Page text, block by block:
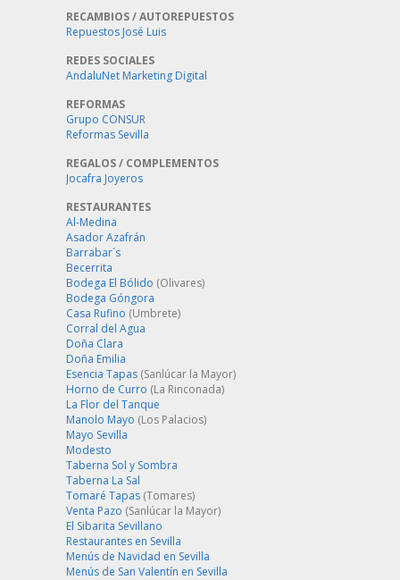
RECAMBIOS / AUTOREPUESTOS
Repuestos José Luis
REDES SOCIALES
AndaluNet Marketing Digital
REFORMAS
Grupo CONSUR
Reformas Sevilla
REGALOS / COMPLEMENTOS
Jocafra Joyeros
RESTAURANTES
Al-Medina
Asador Azafrán
Barrabar´s
Becerrita
Bodega El Bólido (Olivares)
Bodega Góngora
Casa Rufino (Umbrete)
Corral del Agua
Doña Clara
Doña Emilia
Esencia Tapas (Sanlúcar la Mayor)
Horno de Curro (La Rinconada)
La Flor del Tanque
Manolo Mayo (Los Palacios)
Mayo Sevilla
Modesto
Taberna Sol y Sombra
Taberna La Sal
Tomaré Tapas (Tomares)
Venta Pazo (Sanlúcar la Mayor)
El Sibarita Sevillano
Restaurantes en Sevilla
Menús de Navidad en Sevilla
Menús de San Valentín en Sevilla